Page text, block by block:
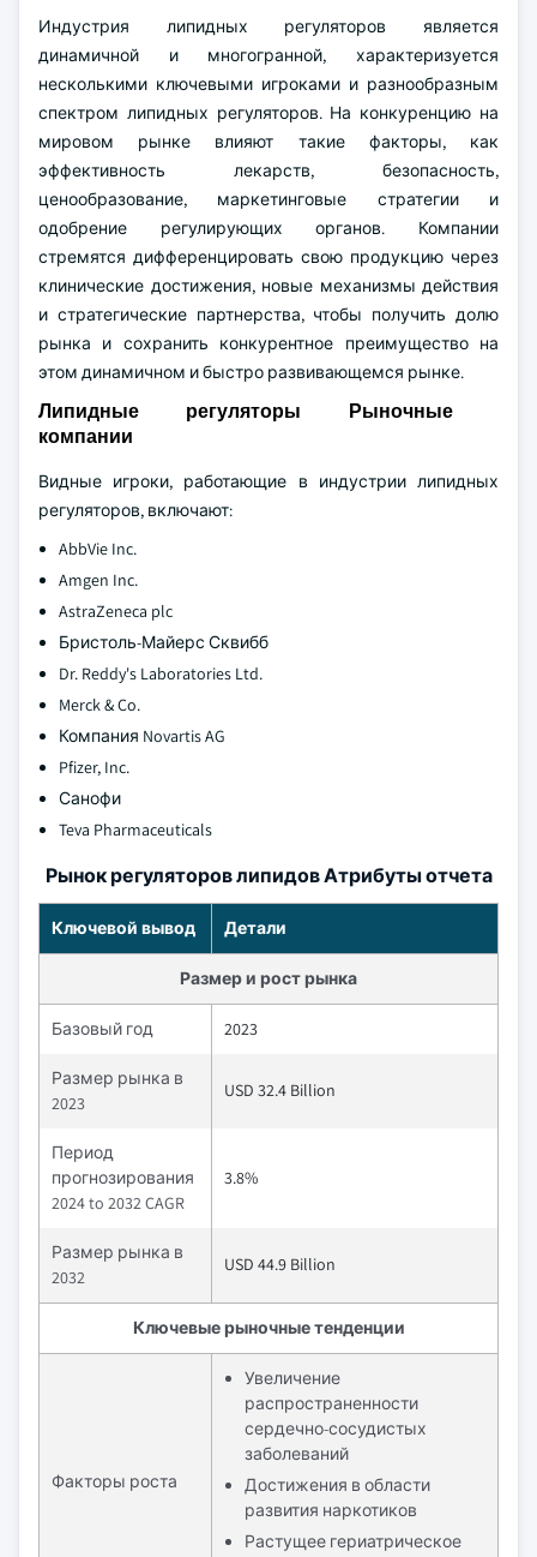
Индустрия липидных регуляторов является
динамичной и многогранной, характеризуется
несколькими ключевыми игроками и разнообразным
спектром липидных регуляторов. На конкуренцию на
мировом рынке влияют такие факторы, как
эффективность лекарств, безопасность,
ценообразование, маркетинговые стратегии и
одобрение регулирующих органов. Компании
стремятся дифференцировать свою продукцию через
клинические достижения, новые механизмы действия
и стратегические партнерства, чтобы получить долю
рынка и сохранить конкурентное преимущество на
этом динамичном и быстро развивающемся рынке.
Липидные регуляторы Рыночные
компании
Видные игроки, работающие в индустрии липидных
регуляторов, включают:
AbbVie Inc.
Amgen Inc.
AstraZeneca plc
Бристоль-Майерс Сквибб
Dr. Reddy's Laboratories Ltd.
Merck & Co.
Компания Novartis AG
Pfizer, Inc.
Санофи
Teva Pharmaceuticals
Рынок регуляторов липидов Атрибуты отчета
Ключевой вывод Детали
Размер и рост рынка
Базовый год 2023
Размер рынка в
2023
USD 32.4 Billion
Период
прогнозирования
2024 to 2032 CAGR
3.8%
Размер рынка в
2032
USD 44.9 Billion
Ключевые рыночные тенденции
Факторы роста
Увеличение
распространенности
сердечно-сосудистых
заболеваний
Достижения в области
развития наркотиков
Растущее гериатрическое